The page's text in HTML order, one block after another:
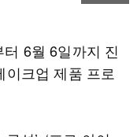
6월 6일까지 진
크업 제품 프로